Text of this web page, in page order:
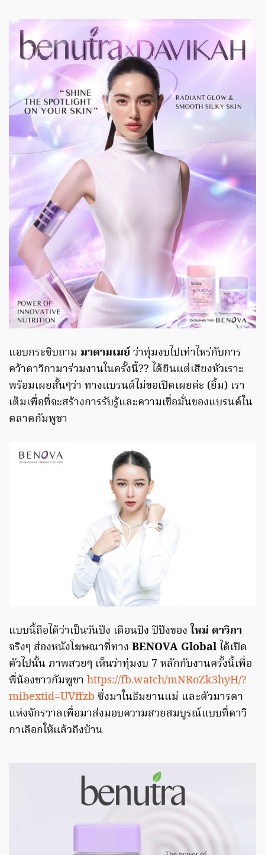
แอบกระซิบถาม มาดามเมย์ว่าทุ่มงบไปเท่าไหร่กับการ
คว้าดาวิกามาร่วมงานในครั้งนี้?? ได้ยินแต่เสียงหัวเราะ
พร้อมเผยสั้นๆว่า ทางแบรนด์ไม่ขอเปิดเผยค่ะ (ยิ้ม) เรา
เต็มเพื่อที่จะสร้างการรับรู้และความเชื่อมั่นของแบรนด์ใน
ตลาดกัมพูชา
แบบนี้ถือได้ว่าเป็นวันปัง เดือนปัง ปีปังของ ใหม่ ดาวิกา
จริงๆ ส่องหนังโฆษณาที่ทาง BENOVA Global ได้เปิด
ตัวไปนั้น ภาพสวยๆ เห็นว่าทุ่มงบ 7 หลักกับงานครั้งนี้เพื่อ
พี่น้องชาวกัมพูชา https://fb.watch/mNRoZk3hyH/?
mibextid=UVffzb ซึ่งมาในธีมยานแม่ และตัวมารดา
แห่งจักรวาลเพื่อมาส่งมอบความสวยสมบูรณ์แบบที่ดาวิ
กาเลือกให้แล้วถึงบ้าน